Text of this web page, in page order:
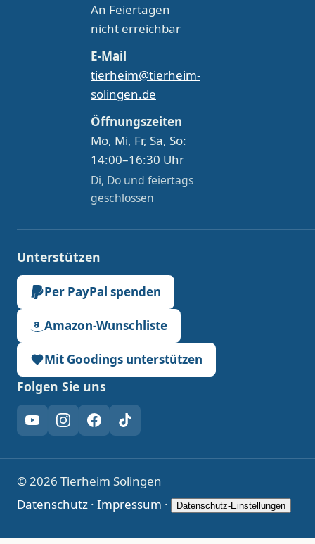
An Feiertagen
nicht erreichbar
E-Mail
tierheim@tierheim-
solingen.de
Öffnungszeiten
Mo, Mi, Fr, Sa, So:
14:00–16:30 Uhr
Di, Do und feiertags
geschlossen
Unterstützen
Per PayPal spenden
Amazon-Wunschliste
Mit Goodings unterstützen
Folgen Sie uns
YouTubeInstagram
Facebook
TikTok
© 2026 Tierheim Solingen
Datenschutz · Impressum · Datenschutz-Einstellungen